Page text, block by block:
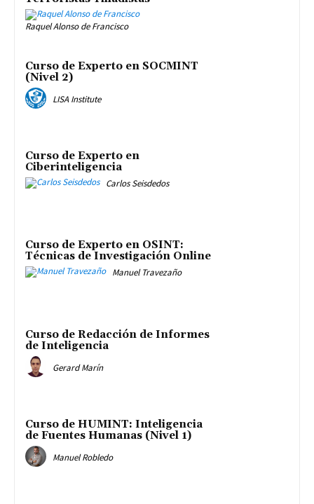
Raquel Alonso de Francisco
Curso de Experto en SOCMINT
(Nivel 2)
LISA Institute
Curso de Experto en
Ciberinteligencia
Carlos Seisdedos
Curso de Experto en OSINT:
Técnicas de Investigación Online
Manuel Travezaño
Curso de Redacción de Informes
de Inteligencia
Gerard Marín
Curso de HUMINT: Inteligencia
de Fuentes Humanas (Nivel 1)
Manuel Robledo